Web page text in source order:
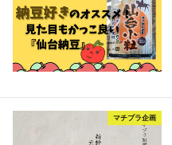
マチプラ企画